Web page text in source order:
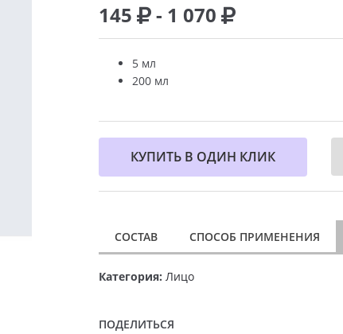
145 - 1 070
5 мл
200 мл
КУПИТЬ В ОДИН КЛИК
СОСТАВ СПОСОБ ПРИМЕНЕНИЯ
Категория: Лицо
ПОДЕЛИТЬСЯ